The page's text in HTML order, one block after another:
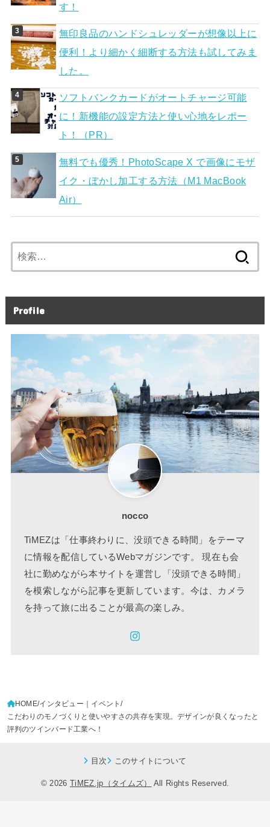
す！
無印良品のハンドシュレッダーが想像以上に
便利！より細かく細断する方法も試してみま
した。
ソフトバンクカードがオートチャージ可能
に！新機能の設定方法と使い心地をレポー
ト！（PR）
無料でも優秀！PhotoScape X で画像にモザ
イク・ぼかし加工する方法（M1 MacBook
Air）
索:
Profile
nocco
TiMEZは「仕事終わりに、没頭できる時間」をテーマ
に情報を配信しているWebマガジンです。 現在も会
社に勤めながら本サイトを運営し「没頭できる時間」
を模索しながら記事を更新しています。今は、カメラ
を持って旅に出ることが最高の楽しみ。
HOME インタビュー｜イベント
こだわりのモノづくりと使いやすさの共存を実現。デザインが良くなったと
評判のツインバード工業へ！
目次 このサイトについて
© 2026 TiMEZ.jp（タイムズ） All Rights Reserved.